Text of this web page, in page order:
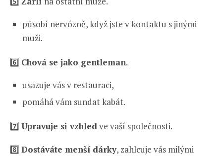
působí nervózně, když jste v kontaktu s jinými
muži.
6️⃣ Chová se jako gentleman.
usazuje vás v restauraci,
pomáhá vám sundat kabát.
7️⃣ Upravuje si vzhledve vaší společnosti.
8️⃣ Dostáváte menší dárky, zahlcuje vás milými